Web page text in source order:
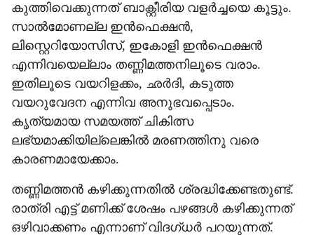
കുത്തിവെക്കുന്നത് ബാക്റ്റീരിയ വളർച്ചയെ കൂട്ടും.
സാൽമോണല്ല ഇൻഫെക്ഷൻ,
ലിസ്റ്റെറിയോസിസ്, ഇകോളി ഇൻഫെക്ഷൻ
എന്നിവയെല്ലാം തണ്ണിമത്തനിലൂടെ വരാം.
ഇതിലൂടെ വയറിളക്കം, ഛർദി, കടുത്ത
വയറുവേദന എന്നിവ അനുഭവപ്പെടാം.
കൃത്യമായ സമയത്ത് ചികിത്സ
ലഭ്യമാക്കിയില്ലെങ്കിൽ മരണത്തിനു വരെ
കാരണമായേക്കാം.
തണ്ണിമത്തൻ കഴിക്കുന്നതിൽ ശ്രദ്ധിക്കേണ്ടതുണ്ട്.
രാത്രി എട്ട് മണിക്ക് ശേഷം പഴങ്ങൾ കഴിക്കുന്നത്
ഒഴിവാക്കണം എന്നാണ് വിദഗ്ധർ പറയുന്നത്.